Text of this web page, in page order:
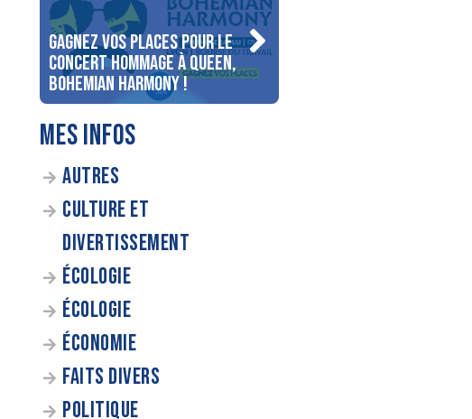
Gagnez vos places pour le
concert Hommage à Queen,
Bohemian Harmony !
MES INFOS
AUTRES
CULTURE ET
DIVERTISSEMENT
ÉCOLOGIE
ÉCOLOGIE
ÉCONOMIE
FAITS DIVERS
POLITIQUE